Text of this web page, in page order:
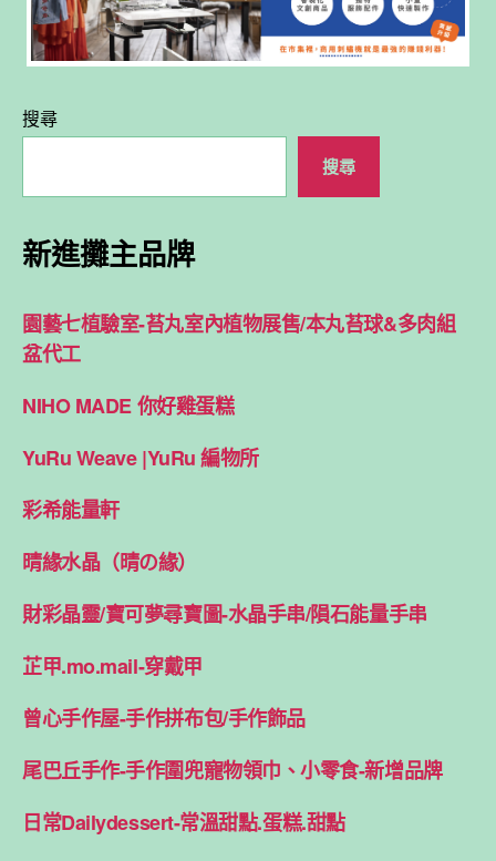
搜尋
搜尋
新進攤主品牌
園藝七植驗室-苔丸室內植物展售/本丸苔球&多肉組
盆代工
NIHO MADE 你好雞蛋糕
YuRu Weave |YuRu 編物所
彩希能量軒
晴緣水晶（晴の緣）
財彩晶靈/寶可夢尋寶圖-水晶手串/隕石能量手串
芷甲.mo.mail-穿戴甲
曾心手作屋-手作拼布包/手作飾品
尾巴丘手作-手作圍兜寵物領巾、小零食-新增品牌
日常Dailydessert-常溫甜點.蛋糕.甜點